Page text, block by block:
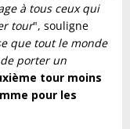
à tous ceux qui
tour", souligne
que tout le monde
porter un
tour moins
pour les